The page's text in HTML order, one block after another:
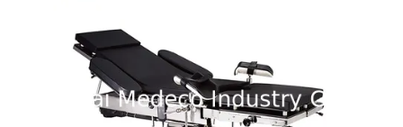
PRIVACY
POLICY